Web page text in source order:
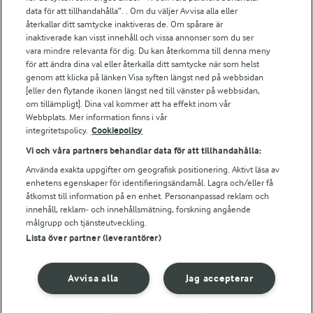
Arla.com
Falbygdens Ost
Arla webbshop
Bildbank
Följ oss
© 2026 Arla Foods
Integritetspolicy
data för att tillhandahålla”. . Om du väljer Avvisa alla eller
återkallar ditt samtycke inaktiveras de. Om spårare är
inaktiverade kan visst innehåll och vissa annonser som du ser
vara mindre relevanta för dig. Du kan återkomma till denna meny
för att ändra dina val eller återkalla ditt samtycke när som helst
genom att klicka på länken Visa syften längst ned på webbsidan
[eller den flytande ikonen längst ned till vänster på webbsidan,
om tillämpligt]. Dina val kommer att ha effekt inom vår
Webbplats. Mer information finns i vår
integritetspolicy. Cookiepolicy
Vi och våra partners behandlar data för att tillhandahålla:
Använda exakta uppgifter om geografisk positionering. Aktivt läsa av
enhetens egenskaper för identifieringsändamål. Lagra och/eller få
åtkomst till information på en enhet. Personanpassad reklam och
innehåll, reklam- och innehållsmätning, forskning angående
målgrupp och tjänsteutveckling.
Lista över partner (leverantörer)
Jag accepterar
Avvisa alla